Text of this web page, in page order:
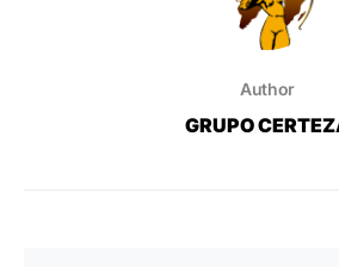
Author
GRUPO